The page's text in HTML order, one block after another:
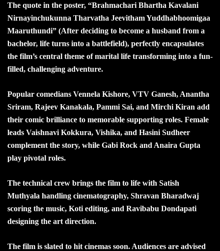
The quote in the poster, “Brahmachari Bhartha Kavalani
Nirnayinchukunna Tharvatha Jeevitham Yuddhabhoomigaa
Maaruthundi” (After deciding to become a husband from a
bachelor, life turns into a battlefield), perfectly encapsulates
the film’s central theme of marital life transforming into a fun-
filled, challenging adventure.
Popular comedians Vennela Kishore, VTV Ganesh, Anantha
Sriram, Rajeev Kanakala, Pammi Sai, and Mirchi Kiran add
their comic brilliance to memorable supporting roles. Female
leads Vaishnavi Kokkura, Vishika, and Hasini Sudheer
complement the story, while Gabi Rock and Anaira Gupta
play pivotal roles.
The technical crew brings the film to life with Satish
Muthyala handling cinematography, Shravan Bharadwaj
scoring the music, Koti editing, and Ravibabu Dondapati
designing the art direction.
The film is slated to hit cinemas soon. Audiences are advised